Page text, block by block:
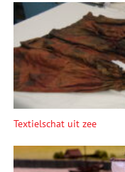
Tex­tiel­schat uit zee